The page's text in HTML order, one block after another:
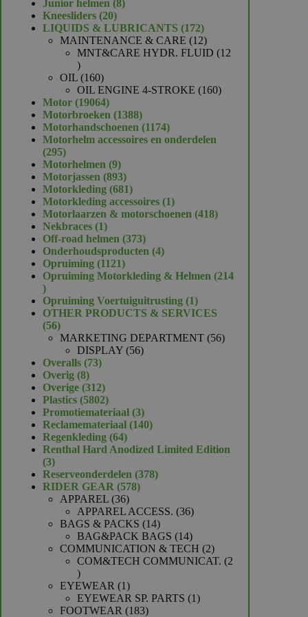
product
Junior helmen 88
Kneesliders 2020
producten
LIQUIDS & LUBRICANTS 172172
producten
MAINTENANCE & CARE 1212
producten
MNT&CARE HYDR. FLUID
12
12
producten
OIL 160160
producten
OIL ENGINE 4-STROKE 160160
Motor 1906419064
producten
Motorbroeken 13881388
producten
Motorhandschoenen 11741174
producten
Motorhelm accessoires en onderdelen
295295
producten
Motorhelmen 99
producten
Motorjassen 893893
producten
Motorkleding 681681
producten
Motorkleding accessoires 11
product
Motorlaarzen & motorschoenen 418418
Nekbraces 11
product
Off-road helmen 373373
producten
Onderhoudsproducten 44
Opruiming 11211121
producten
Opruiming Motorkleding & Helmen
214
214
producten
Opruiming Voertuiguitrusting 11
product
OTHER PRODUCTS & SERVICES
5656
producten
MARKETING DEPARTMENT 5656
DISPLAY 5656
Overalls 7373
Overig 88
producten
Overige 312312
producten
Plastics 58025802
producten
Promotiemateriaal 33
producten
Reclamemateriaal 140140
Regenkleding 6464
producten
Renthal Hard Anodized Limited Edition
33
producten
Reserveonderdelen 378378
RIDER GEAR 578578
APPAREL 3636
producten
APPAREL ACCESS. 3636
BAGS & PACKS 1414
producten
BAG&PACK BAGS 1414
producten
COMMUNICATION & TECH 22
producten
COM&TECH COMMUNICAT.
2
2
producten
EYEWEAR 11
product
EYEWEAR SP. PARTS 11
FOOTWEAR 183183